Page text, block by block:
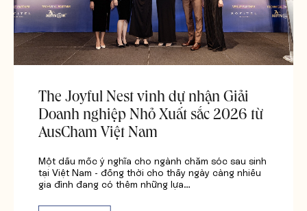
The Joyful Nest vinh dự nhận Giải
Doanh nghiệp Nhỏ Xuất sắc 2026 từ
AusCham Việt Nam
Một dấu mốc ý nghĩa cho ngành chăm sóc sau sinh
tại Việt Nam - đồng thời cho thấy ngày càng nhiều
gia đình đang có thêm những lựa…